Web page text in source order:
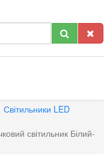
Світильники LED
світильник Білий-